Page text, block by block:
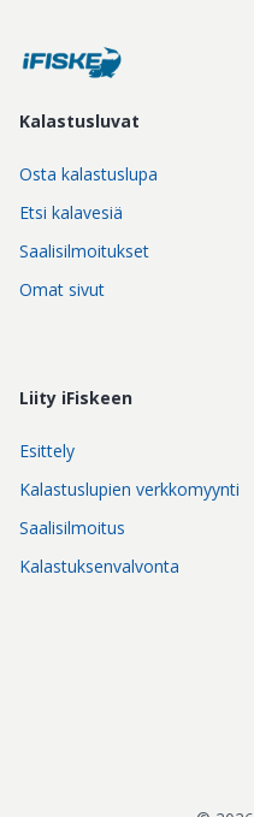
Kalastusluvat
Osta kalastuslupa
Etsi kalavesiä
Saalisilmoitukset
Omat sivut
Liity iFiskeen
Esittely
Kalastuslupien verkkomyynti
Saalisilmoitus
Kalastuksenvalvonta